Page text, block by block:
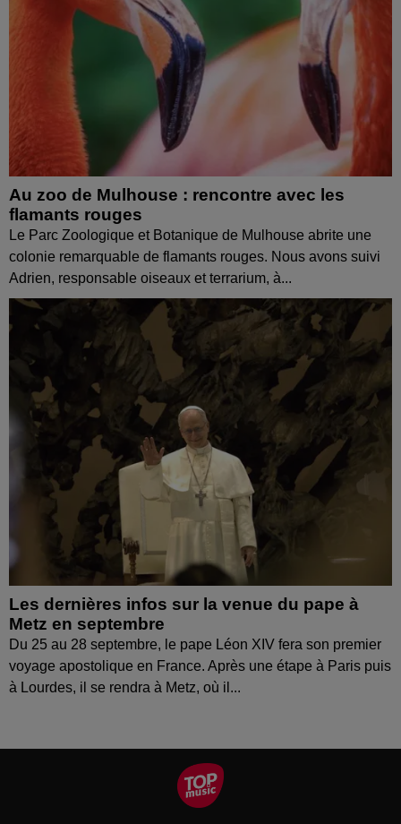
Au zoo de Mulhouse : rencontre avec les
flamants rouges
Le Parc Zoologique et Botanique de Mulhouse abrite une
colonie remarquable de flamants rouges. Nous avons suivi
Adrien, responsable oiseaux et terrarium, à...
Les dernières infos sur la venue du pape à
Metz en septembre
Du 25 au 28 septembre, le pape Léon XIV fera son premier
voyage apostolique en France. Après une étape à Paris puis
à Lourdes, il se rendra à Metz, où il...